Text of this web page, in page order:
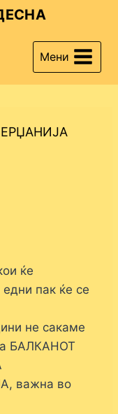
Мени
ќе
пак ќе се
не сакаме
БАЛКАНОТ
важна во